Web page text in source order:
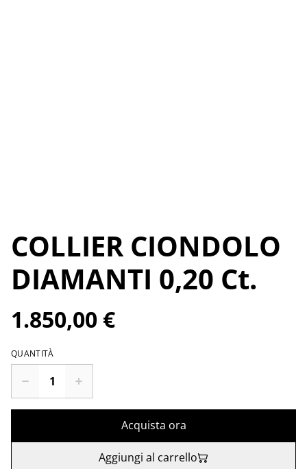
COLLIER CIONDOLO
DIAMANTI 0,20 Ct.
1.850,00 €
QUANTITÀ
Acquista ora
Aggiungi al carrello